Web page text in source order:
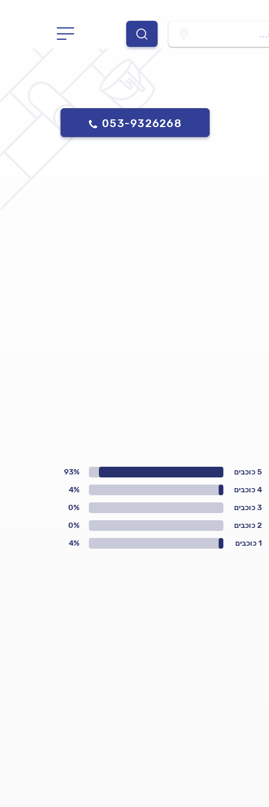
053-9326268
1 כוכבים 4%
2 כוכבים 0%
3 כוכבים 0%
4 כוכבים 4%
5 כוכבים 93%